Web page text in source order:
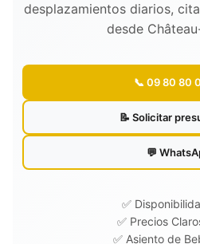
desplazamientos diarios,
desde
📞 09 80 80
📝 Solicitar
💬
✅
✅ Precios
✅ Asiento de